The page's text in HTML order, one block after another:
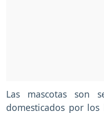
Las mascotas son
domesticados por